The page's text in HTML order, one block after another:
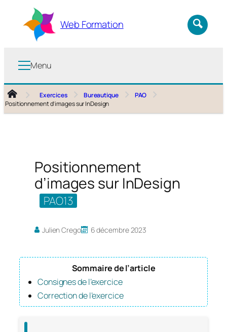
contenu
Web Formation
Menu
Exercices Bureautique
PAO
Positionnement d’images sur InDesign
Positionnement
d’images sur InDesign
PAO13
Julien Crego 6 décembre 2023
Sommaire de l’article
Consignes de l’exercice
Correction de l’exercice